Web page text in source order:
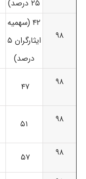
۲۵ درصد)
۹۸
۴۲ (سهمیه
ایثارگران ۵
درصد)
۹۸ ۴۷
۹۸
۵۱
۹۸
۵۷